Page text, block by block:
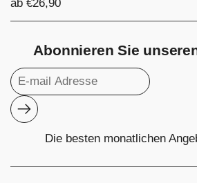
Preis:
ab €26,90
Abonnieren Sie
Abonnieren
Die besten monatlichen